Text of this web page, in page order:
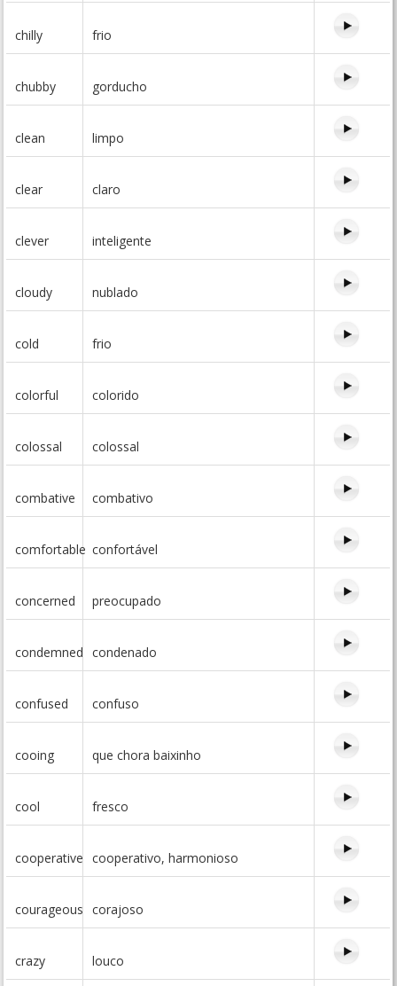
chilly frio
chubby gorducho
clean limpo
clear claro
clever inteligente
cloudy nublado
cold frio
colorful colorido
colossal colossal
combative combativo
comfortable confortável
concerned preocupado
condemned condenado
confused confuso
cooing que chora baixinho
cool fresco
cooperative cooperativo, harmonioso
courageous corajoso
crazy louco